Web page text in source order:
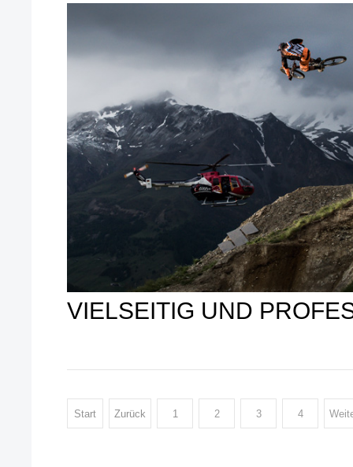
VIELSEITIG UND
Start Zurück 1 2 3 4